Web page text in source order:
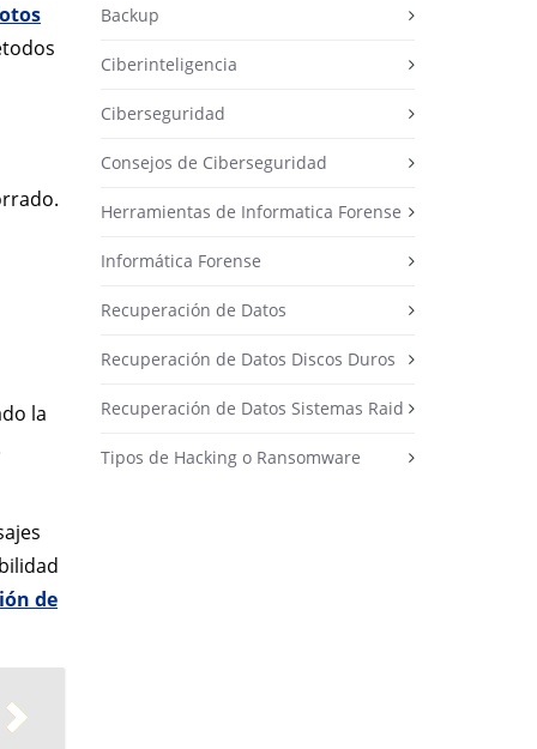
la
de
Backup
Ciberinteligencia
Ciberseguridad
Consejos de Ciberseguridad
Herramientas de Informatica Forense
Informática Forense
Recuperación de Datos
Recuperación de Datos Discos Duros
Recuperación de Datos Sistemas Raid
Tipos de Hacking o Ransomware